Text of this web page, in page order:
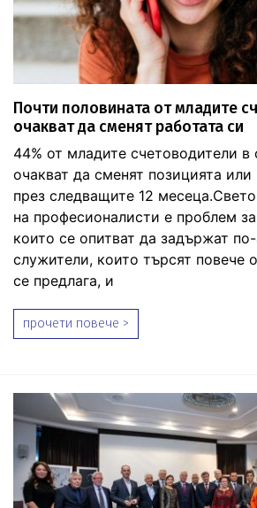
Почти половината от младите
очакват да сменят работата си
44% от младите счетоводители
очакват да сменят позицията или
през следващите 12
на професионалисти е проблем
които се опитват да задържат
служители, които търсят повече
се предлага, и
прочети повече >